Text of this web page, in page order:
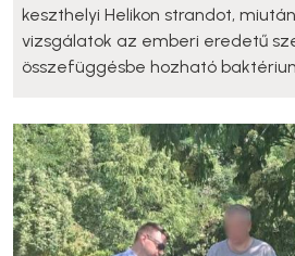
keszthelyi Helikon strandot,
vizsgálatok az emberi eredetű
összefüggésbe hozható